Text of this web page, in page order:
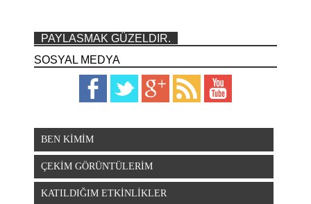
PAYLASMAK GÜZELDIR.
SOSYAL MEDYA
BEN KİMİM
ÇEKİM GÖRÜNTÜLERİM
KATILDIĞIM ETKİNLİKLER